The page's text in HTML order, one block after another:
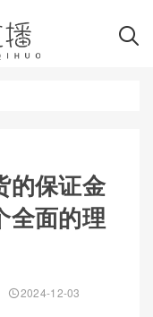
的保证金
全面的理
2024-12-03